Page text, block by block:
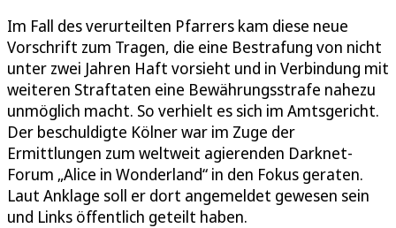
Im Fall des verurteilten Pfarrers kam diese neue
Vorschrift zum Tragen, die eine Bestrafung von nicht
unter zwei Jahren Haft vorsieht und in Verbindung mit
weiteren Straftaten eine Bewährungsstrafe nahezu
unmöglich macht. So verhielt es sich im Amtsgericht.
Der beschuldigte Kölner war im Zuge der
Ermittlungen zum weltweit agierenden Darknet-
Forum „Alice in Wonderland“ in den Fokus geraten.
Laut Anklage soll er dort angemeldet gewesen sein
und Links öffentlich geteilt haben.